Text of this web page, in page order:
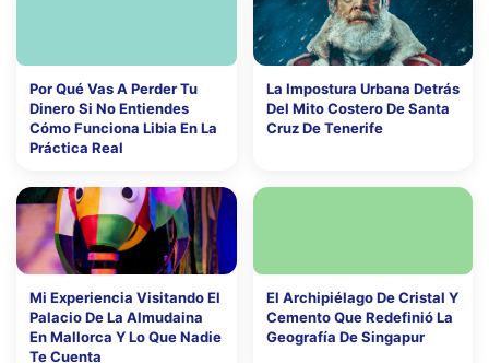
Por Qué Vas A Perder Tu
Dinero Si No Entiendes
Cómo Funciona Libia En La
Práctica Real
La Impostura Urbana Detrás
Del Mito Costero De Santa
Cruz De Tenerife
Mi Experiencia Visitando El
Palacio De La Almudaina
En Mallorca Y Lo Que Nadie
Te Cuenta
El Archipiélago De Cristal Y
Cemento Que Redefinió La
Geografía De Singapur